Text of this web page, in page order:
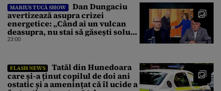
MARIUS TUCĂ SHOW
Dan Dungaciu
avertizează asupra crizei
energetice: „Când ai un vulcan
deasupra, nu stai să găsești soluții
cu leucoplast”
23:00
FLASH NEWS
Tatăl din Hunedoara
care și-a ținut copilul de doi ani
ostatic și a amenințat că îl ucide a